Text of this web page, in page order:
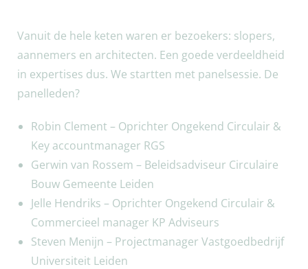
Vanuit de hele keten waren er bezoekers: slopers,
aannemers en architecten. Een goede verdeeldheid
in expertises dus. We startten met panelsessie. De
panelleden?
Robin Clement – Oprichter Ongekend Circulair &
Key accountmanager RGS
Gerwin van Rossem – Beleidsadviseur Circulaire
Bouw Gemeente Leiden
Jelle Hendriks – Oprichter Ongekend Circulair &
Commercieel manager KP Adviseurs
Steven Menijn – Projectmanager Vastgoedbedrijf
Universiteit Leiden